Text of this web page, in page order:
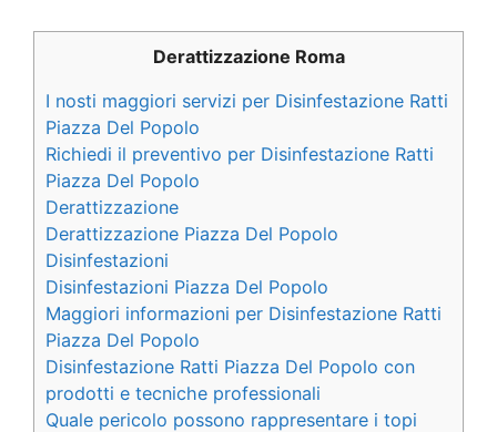
Derattizzazione Roma
I nosti maggiori servizi per Disinfestazione Ratti
Piazza Del Popolo
Richiedi il preventivo per Disinfestazione Ratti
Piazza Del Popolo
Derattizzazione
Derattizzazione Piazza Del Popolo
Disinfestazioni
Disinfestazioni Piazza Del Popolo
Maggiori informazioni per Disinfestazione Ratti
Piazza Del Popolo
Disinfestazione Ratti Piazza Del Popolo con
prodotti e tecniche professionali
Quale pericolo possono rappresentare i topi